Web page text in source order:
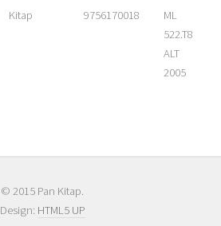
Kitap 9756170018
ML
522.T8
ALT
2005
© 2015 Pan Kitap.
Design: HTML5 UP